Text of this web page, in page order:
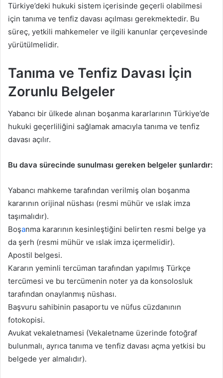
Türkiye’deki hukuki sistem içerisinde geçerli olabilmesi
için tanıma ve tenfiz davası açılması gerekmektedir. Bu
süreç, yetkili mahkemeler ve ilgili kanunlar çerçevesinde
yürütülmelidir.
Tanıma ve Tenfiz Davası İçin
Zorunlu Belgeler
Yabancı bir ülkede alınan boşanma kararlarının Türkiye’de
hukuki geçerliliğini sağlamak amacıyla tanıma ve tenfiz
davası açılır.
Bu dava sürecinde sunulması gereken belgeler şunlardır:
Yabancı mahkeme tarafından verilmiş olan boşanma
kararının orijinal nüshası (resmi mühür ve ıslak imza
taşımalıdır).
Boşanma kararının kesinleştiğini belirten resmi belge ya
da şerh (resmi mühür ve ıslak imza içermelidir).
Apostil belgesi.
Kararın yeminli tercüman tarafından yapılmış Türkçe
tercümesi ve bu tercümenin noter ya da konsolosluk
tarafından onaylanmış nüshası.
Başvuru sahibinin pasaportu ve nüfus cüzdanının
fotokopisi.
Avukat vekaletnamesi (Vekaletname üzerinde fotoğraf
bulunmalı, ayrıca tanıma ve tenfiz davası açma yetkisi bu
belgede yer almalıdır).